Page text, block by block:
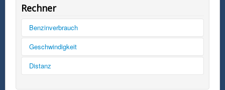
Rechner
Benzinverbrauch
Tankinhalt
Kilometer
Geschwindigkeit
km/h
Distanz